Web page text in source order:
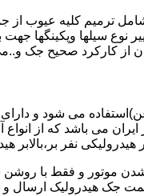
ترمیم کلیه عیوب از
سیلها وپکینگها جهت
از کارکرد صحیح جک
می شود و دارای
ایران می باشد که از
هیدرولیکی نفر
شدن موتور و فقط با
ارسال و